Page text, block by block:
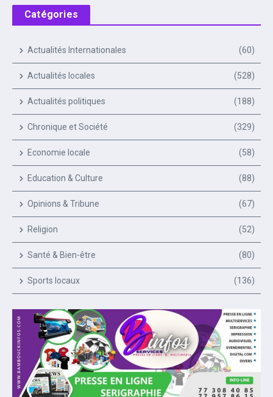
Catégories
Actualités Internationales (60)
Actualités locales (528)
Actualités politiques (188)
Chronique et Société (329)
Economie locale (58)
Education & Culture (88)
Opinions & Tribune (67)
Religion (52)
Santé & Bien-être (80)
Sports locaux (136)